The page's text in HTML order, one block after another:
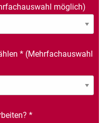
möglich)
* (Mehrfachauswahl
*